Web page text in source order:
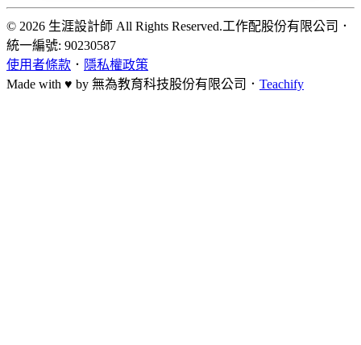
© 2026 生涯設計師 All Rights Reserved.工作配股份有限公司 ．
統一編號: 90230587
使用者條款 ． 隱私權政策
Made with ♥ by 無為教育科技股份有限公司． Teachify